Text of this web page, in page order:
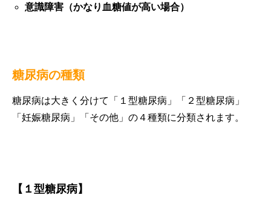
意識障害（かなり血糖値が高い場合）
糖尿病の種類
糖尿病は大きく分けて「１型糖尿病」「２型糖尿病」
「妊娠糖尿病」「その他」の４種類に分類されます。
【１型糖尿病】